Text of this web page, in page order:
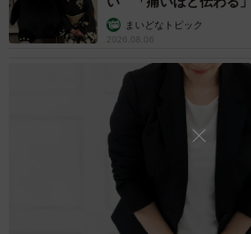
一般的に制服の色は、左から救急服はグレー
まいどなトピック
2026.08.06